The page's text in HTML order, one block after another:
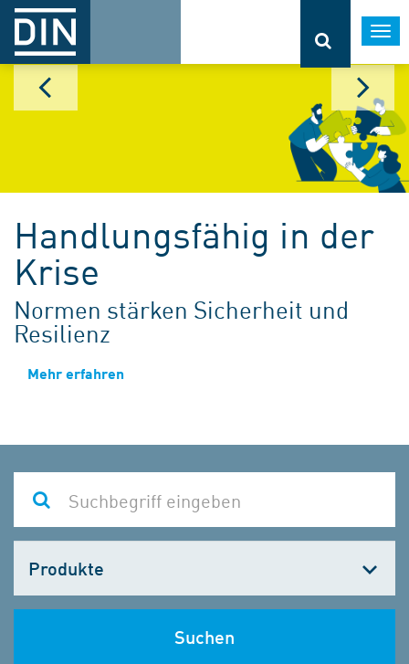
Handlungsfähig in der
Krise
Normen stärken Sicherheit und
Resilienz
Mehr erfahren
wählen
Suchen